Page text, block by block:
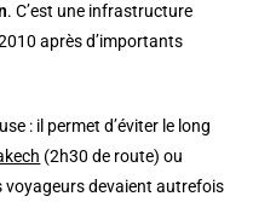
. C’est une infrastructure
après d’importants
: il permet d’éviter le long
(2h30 de route) ou
voyageurs devaient autrefois